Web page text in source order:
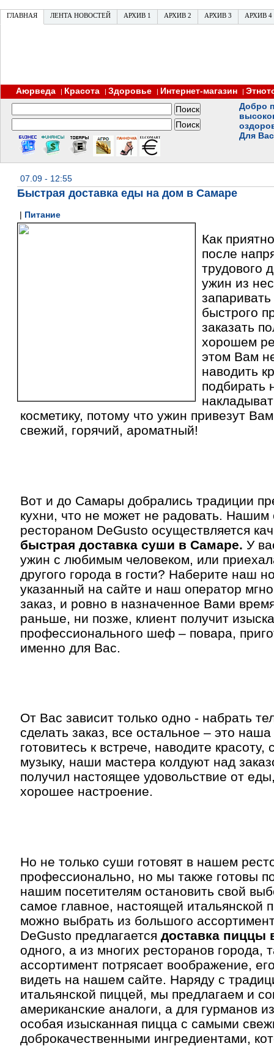
ГЛАВНАЯ ЛЕНТА НОВОСТЕЙ АРХИВ 1 АРХИВ 2 АРХИВ 3 АРХИВ 4
Аюрведа | Красота | Здоровье | Интернет-магазин |
Добро
Для
07.09 - 12:55
Быстрая доставка еды на дом в Самаре
| Питание
Как
после
трудового
ужин из
быстрого
заказать
хорошем
этом Вам
наводить
подбирать
косметику, потому что ужин привезут
свежий, горячий, ароматный!
Вот и до Самары добрались традиции
кухни, что не может не радовать. Нашим
рестораном DeGusto осуществляется
быстрая доставка суши в Самаре. У
ужин с любимым человеком, или
другого города в гости? Наберите наш
указанный на сайте и наш оператор
заказ, и ровно в назначенное Вами
раньше, ни позже, клиент получит
профессионального шеф – повара,
именно для Вас.
От Вас зависит только одно - набрать
сделать заказ, все остальное – это
готовитесь к встрече, наводите
музыку, наши мастера колдуют над
получил настоящее удовольствие от
хорошее настроение.
Но не только суши готовят в нашем
профессионально, но мы также готовы
нашим посетителям остановить свой
самое главное, настоящей итальянской
можно выбрать из большого
DeGusto предлагается доставка пиццы
одного, а из многих ресторанов города,
ассортимент потрясает воображение,
видеть на нашем сайте. Наряду с
итальянской пиццей, мы предлагаем и
американские аналоги, а для гурманов
особая изысканная пицца с самыми
доброкачественными ингредиентами,